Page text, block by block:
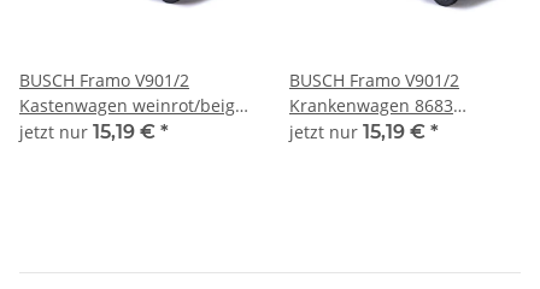
BUSCH Framo V901/2
Kastenwagen weinrot/beige
8679 Automodell 1:120
jetzt nur 15,19 € *
BUSCH Framo V901/2
Krankenwagen 8683
Automodell 1:120
jetzt nur 15,19 € *